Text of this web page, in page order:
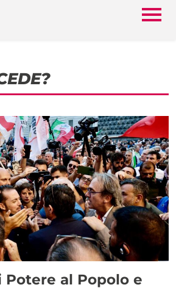
Potere al Popolo e